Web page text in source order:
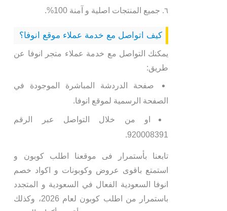
جميع المنتجات اصلية و آمنة 100%.
كيف اتواصل مع خدمة عملاء موقع انوفا؟
يمكنك التواصل مع خدمة عملاء متجر انوفا عن
طريق:
صفحة الدردشة المباشرة الموجودة في
الصفحة الرسمية لموقع انوفا.
او من خلال التواصل عبر الرقم
920008391.
تابعنا بأستمرار فى موقعنا اطلب كوبون و
استمتع باقوى عروض وكوبونات و اكواد خصم
انوفا السعودية الفعال في السعودية و المتجدد
باستمرار من اطلب كوبون لعام 2026، وكذلك